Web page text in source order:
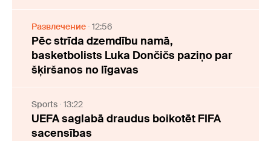
Развлечение 12:56
Pēc strīda dzemdību namā,
basketbolists Luka Dončičs paziņo par
šķiršanos no līgavas
Sports 13:22
UEFA saglabā draudus boikotēt FIFA
sacensības